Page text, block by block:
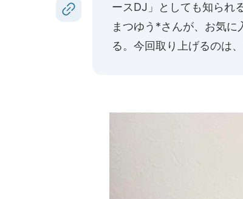
ースDJ」としても知られる
まつゆう*さんが、お気
る。 今回取り上げるのは